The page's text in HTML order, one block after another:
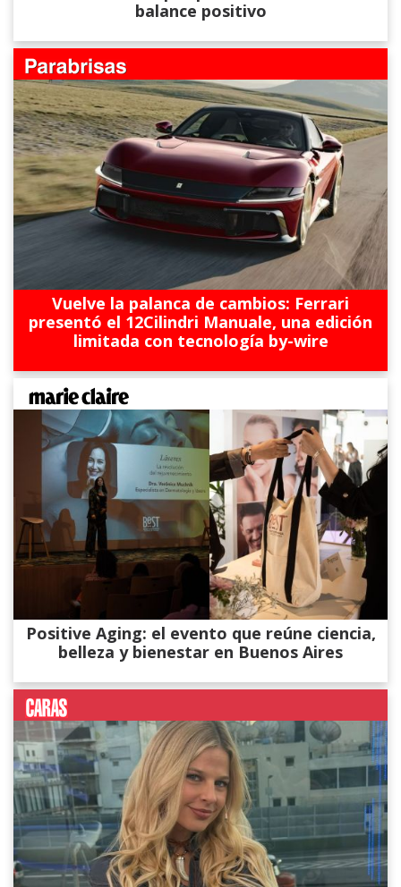
balance positivo
Vuelve la palanca de cambios: Ferrari
presentó el 12Cilindri Manuale, una edición
limitada con tecnología by-wire
Positive Aging: el evento que reúne ciencia,
belleza y bienestar en Buenos Aires